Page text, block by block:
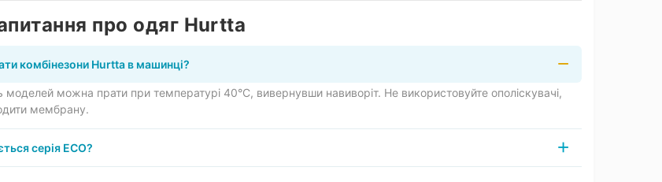
про одяг Hurtta
комбінезони Hurtta в машинці?
моделей можна прати при температурі 40°C, вивернувши навиворіт. Не використовуйте ополіскувачі,
мембрану.
серія ECO?